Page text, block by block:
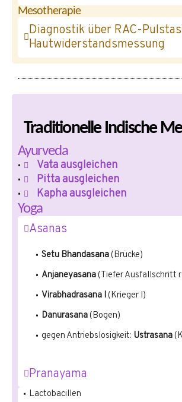
Mesotherapie
Diagnostik über RAC-
Hautwiderstandsmessung
Traditionelle Indische
Ayurveda
Vata ausgleichen
Pitta ausgleichen
Kapha ausgleichen
Yoga
Asanas
Setu Bhandasana(Brücke)
Anjaneyasana(Tiefer Ausfallschritt
Virabhadrasana I(Krieger I)
Danurasana(Bogen)
gegen Antriebslosigkeit: Ustrasana
Pranayama
Lactobacillen